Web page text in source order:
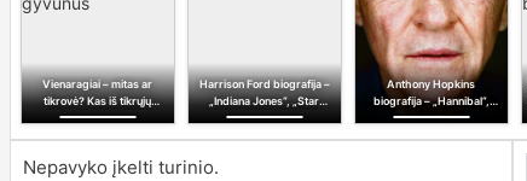
Vienaragiai – mitas ar
tikrovė? Kas iš tikrųjų
žinoma apie šiuos
Harrison Ford biografija –
„Indiana Jones“, „Star
Wars“, veiksmo filmai
Anthony Hopkins
biografija – „Hannibal“,
Oskaras, aktoriaus kelias
Nepavyko įkelti turinio.